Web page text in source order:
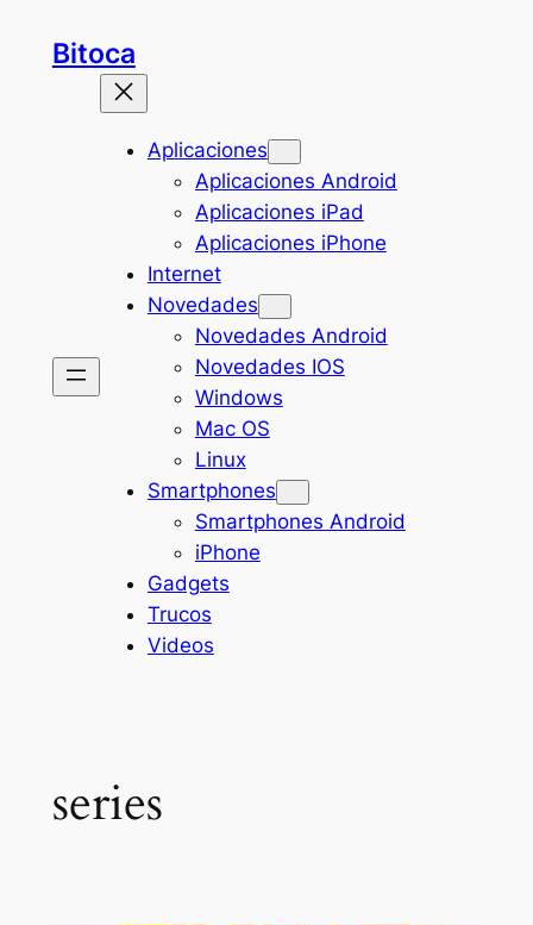
Bitoca
Aplicaciones
Aplicaciones Android
Aplicaciones iPad
Aplicaciones iPhone
Internet
Novedades
Novedades Android
Novedades IOS
Windows
Mac OS
Linux
Smartphones
Smartphones Android
iPhone
Gadgets
Trucos
Videos
series